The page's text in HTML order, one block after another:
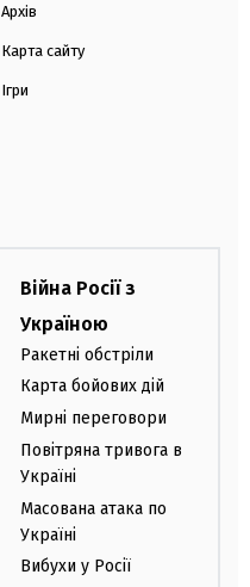
Архів
Карта сайту
Ігри
Війна Росії з
Україною
Ракетні обстріли
Карта бойових дій
Мирні переговори
Повітряна тривога в
Україні
Масована атака по
Україні
Вибухи у Росії